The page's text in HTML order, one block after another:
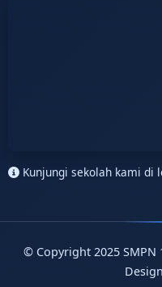
Kunjungi sekolah kami di
© Copyright 2025